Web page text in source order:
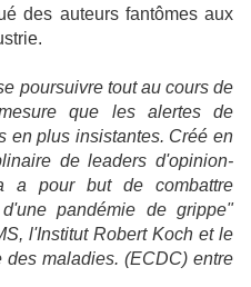
des auteurs fantômes aux
poursuivre tout au cours de
que les alertes de
en plus insistantes. Créé en
de leaders d'opinion-
a pour but de combattre
pandémie de grippe"
l'Institut Robert Koch et le
maladies. (ECDC) entre